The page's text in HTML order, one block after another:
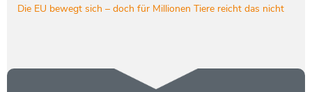
Die EU bewegt sich – doch für Millionen Tiere reicht das nicht